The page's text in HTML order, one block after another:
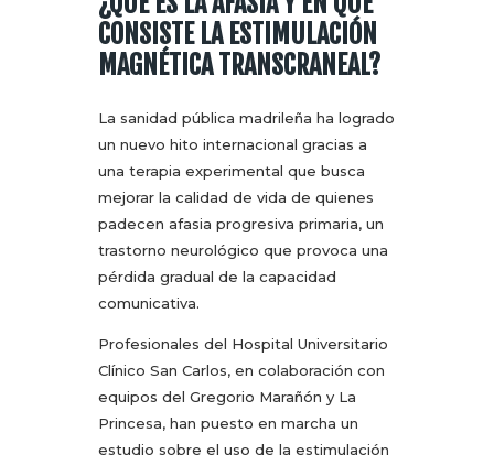
CONSISTE LA ESTIMULACIÓN
MAGNÉTICA TRANSCRANEAL?
La sanidad pública madrileña ha logrado
un nuevo hito internacional gracias a
una terapia experimental que busca
mejorar la calidad de vida de quienes
padecen afasia progresiva primaria, un
trastorno neurológico que provoca una
pérdida gradual de la capacidad
comunicativa.
Profesionales del Hospital Universitario
Clínico San Carlos, en colaboración con
equipos del Gregorio Marañón y La
Princesa, han puesto en marcha un
estudio sobre el uso de la estimulación